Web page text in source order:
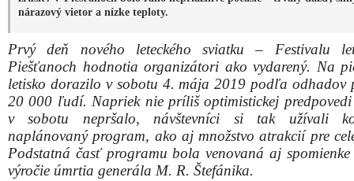
“Aj keď predpovede vyzerali hrozivo, prvý deň
mohli užiť bez zrážok. Som rád, že sa nám podarilo
zostaviť tak, aby bol nielen o lietaní, ale aj o
Štefánika. Ja osobne som mal zimomriavky
unikátnych preletov ponad mohylu, ktorými sme si
pamiatku. Myslím si, že so všetkými
partnermi môžeme hrdo prehlásiť, že sa nám
tradíciu nového leteckého sviatku. Verím, že zajtra
tak isto zhovievavé a privítame ďalších nadšencov
povedal riaditeľ Festivalu letectva Hubert Štoksa.